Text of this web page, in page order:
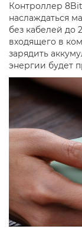
Контроллер
наслаждаться
без кабелей до
входящего в
зарядить
энергии будет